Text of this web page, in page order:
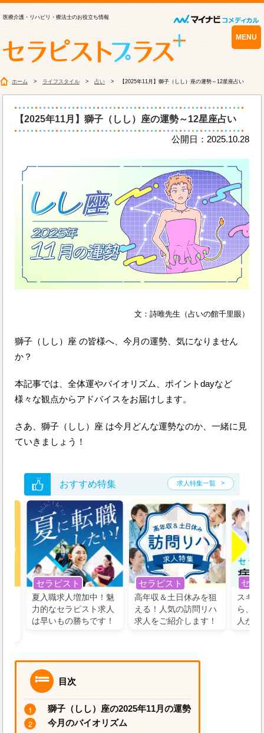
医療介護・リハビリ・療法士のお役立ち情報
MENU
ホーム ライフスタイル 占い 【2025年11月】獅子（しし）座の運勢～12星座占い
【2025年11月】獅子（しし）座の運勢～12星座占い
公開日：2025.10.28
文：詩唯先生（占いの館千里眼）
獅子（しし）座 の皆様へ、今月の運勢、気になりません
か？
本記事では、全体運やバイオリズム、ポイントdayなど
様々な観点からアドバイスをお届けします。
さあ、獅子（しし）座 は今月どんな運勢なのか、一緒に見
ていきましょう！
おすすめ特集 求人特集一覧
セラピスト
夏入職求人増加中！魅
力的なセラピスト求人
は早いもの勝ちです！
セラピスト
高年収＆土日休みを狙
える！人気の訪問リハ
求人をご紹介します！
セラ
スキ
ら、
人が
目次
獅子（しし）座の2025年11月の運勢
今月のバイオリズム